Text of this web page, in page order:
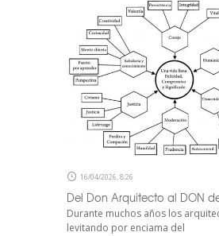
16/04/2026, 8:26
Del Don Arquitecto al DON
Durante muchos años los
levitando por enciama del